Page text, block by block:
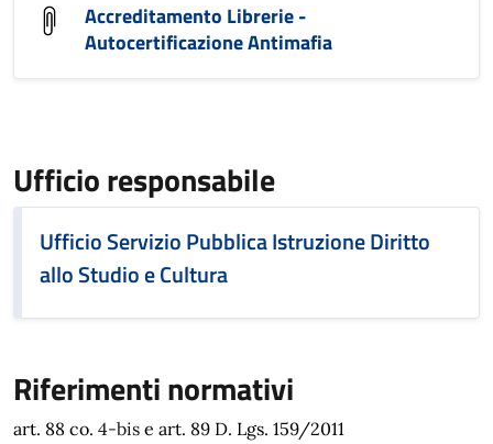
Accreditamento Librerie -
Autocertificazione Antimafia
Ufficio responsabile
Ufficio Servizio Pubblica Istruzione Diritto
allo Studio e Cultura
Riferimenti normativi
art. 88 co. 4-bis e art. 89 D. Lgs. 159/2011